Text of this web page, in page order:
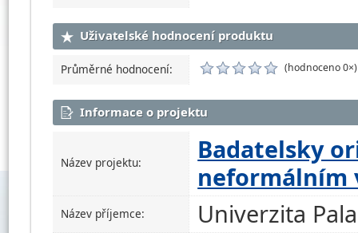
Uživatelské hodnocení produktu
Průměrné hodnocení: (hodnoceno 0×)
Informace o projektu
Název projektu:
Badatelsky
neformálním
Název příjemce: Univerzita